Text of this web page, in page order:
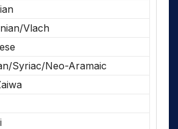
Vlach
Syriac/Neo-Aramaic